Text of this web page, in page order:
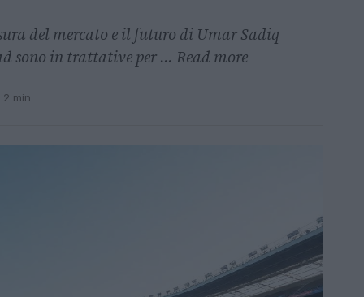
del mercato e il futuro di Umar Sadiq
sono in trattative per ... Read more
2 min